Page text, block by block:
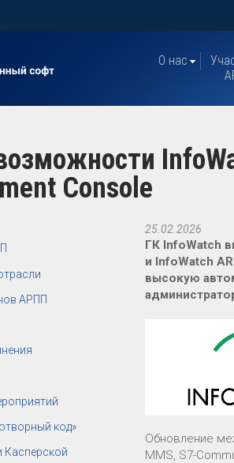
О нас
Console
АРПП
код»
Касперской
25.02.2026
ГК InfoWatch
и InfoWatch
высокую
Обновление
MMS, S7-